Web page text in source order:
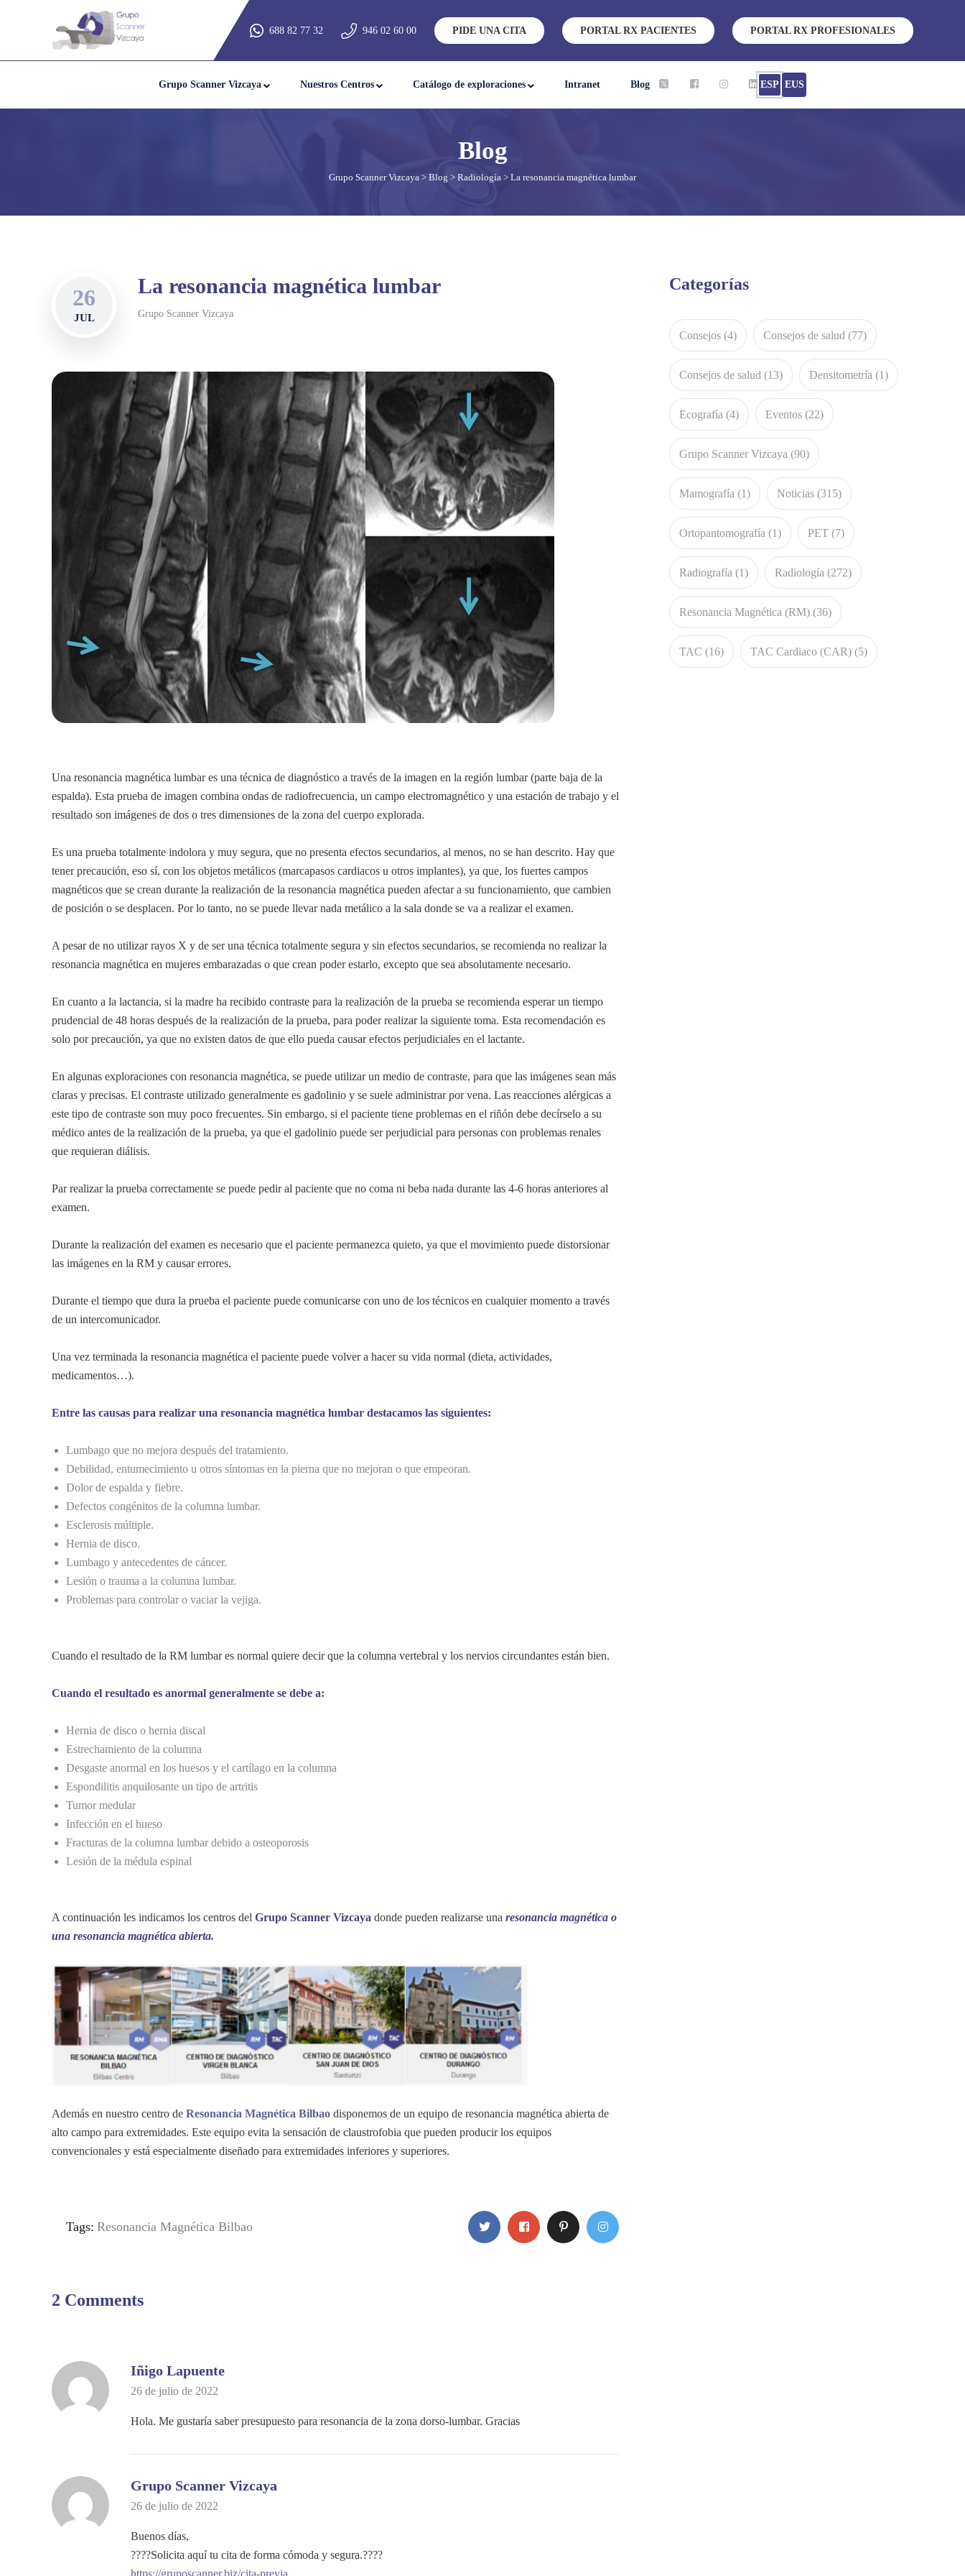
688 82 77 32 946 02 60 00 PIDE UNA CITA PORTAL RX PACIENTES PORTAL RX PROFESIONALES
Grupo Scanner Vizcaya Nuestros Centros Catálogo de exploraciones Intranet Blog ESP EUS
Grupo Scanner Vizcaya > Blog > Radiología > La resonancia magnética lumbar
26
JUL
La resonancia magnética lumbar
Grupo Scanner Vizcaya
Una resonancia magnética lumbar es una técnica de diagnóstico a través de la imagen en la región lumbar (parte baja de la
espalda). Esta prueba de imagen combina ondas de radiofrecuencia, un campo electromagnético y una estación de trabajo y el
resultado son imágenes de dos o tres dimensiones de la zona del cuerpo explorada.
Es una prueba totalmente indolora y muy segura, que no presenta efectos secundarios, al menos, no se han descrito. Hay que
tener precaución, eso sí, con los objetos metálicos (marcapasos cardiacos u otros implantes), ya que, los fuertes campos
magnéticos que se crean durante la realización de la resonancia magnética pueden afectar a su funcionamiento, que cambien
de posición o se desplacen. Por lo tanto, no se puede llevar nada metálico a la sala donde se va a realizar el examen.
A pesar de no utilizar rayos X y de ser una técnica totalmente segura y sin efectos secundarios, se recomienda no realizar la
resonancia magnética en mujeres embarazadas o que crean poder estarlo, excepto que sea absolutamente necesario.
En cuanto a la lactancia, si la madre ha recibido contraste para la realización de la prueba se recomienda esperar un tiempo
prudencial de 48 horas después de la realización de la prueba, para poder realizar la siguiente toma. Esta recomendación es
solo por precaución, ya que no existen datos de que ello pueda causar efectos perjudiciales en el lactante.
En algunas exploraciones con resonancia magnética, se puede utilizar un medio de contraste, para que las imágenes sean más
claras y precisas. El contraste utilizado generalmente es gadolinio y se suele administrar por vena. Las reacciones alérgicas a
este tipo de contraste son muy poco frecuentes. Sin embargo, si el paciente tiene problemas en el riñón debe decírselo a su
médico antes de la realización de la prueba, ya que el gadolinio puede ser perjudicial para personas con problemas renales
que requieran diálisis.
Par realizar la prueba correctamente se puede pedir al paciente que no coma ni beba nada durante las 4-6 horas anteriores al
examen.
Durante la realización del examen es necesario que el paciente permanezca quieto, ya que el movimiento puede distorsionar
las imágenes en la RM y causar errores.
Durante el tiempo que dura la prueba el paciente puede comunicarse con uno de los técnicos en cualquier momento a través
de un intercomunicador.
Una vez terminada la resonancia magnética el paciente puede volver a hacer su vida normal (dieta, actividades,
medicamentos…).
Entre las causas para realizar una resonancia magnética lumbar destacamos las siguientes:
Lumbago que no mejora después del tratamiento.
Debilidad, entumecimiento u otros síntomas en la pierna que no mejoran o que empeoran.
Dolor de espalda y fiebre.
Defectos congénitos de la columna lumbar.
Esclerosis múltiple.
Hernia de disco.
Lumbago y antecedentes de cáncer.
Lesión o trauma a la columna lumbar.
Problemas para controlar o vaciar la vejiga.
Cuando el resultado de la RM lumbar es normal quiere decir que la columna vertebral y los nervios circundantes están bien.
Cuando el resultado es anormal generalmente se debe a:
Hernia de disco o hernia discal
Estrechamiento de la columna
Desgaste anormal en los huesos y el cartílago en la columna
Espondilitis anquilosante un tipo de artritis
Tumor medular
Infección en el hueso
Fracturas de la columna lumbar debido a osteoporosis
Lesión de la médula espinal
A continuación les indicamos los centros del Grupo Scanner Vizcaya donde pueden realizarse una resonancia magnética o
una resonancia magnética abierta.
Además en nuestro centro de Resonancia Magnética Bilbao disponemos de un equipo de resonancia magnética abierta de
alto campo para extremidades. Este equipo evita la sensación de claustrofobia que pueden producir los equipos
convencionales y está especialmente diseñado para extremidades inferiores y superiores.
Tags: Resonancia Magnética Bilbao
2 Comments
Iñigo Lapuente
26 de julio de 2022
Hola. Me gustaría saber presupuesto para resonancia de la zona dorso-lumbar. Gracias
Grupo Scanner Vizcaya
26 de julio de 2022
Buenos días,
????Solicita aquí tu cita de forma cómoda y segura.????
https://gruposcanner.biz/cita-previa
Categorías
Consejos (4) Consejos de salud (77)
Consejos de salud (13) Densitometría (1)
Ecografía (4) Eventos (22)
Grupo Scanner Vizcaya (90)
Mamografía (1) Noticias (315)
Ortopantomografía (1) PET (7)
Radiografía (1) Radiología (272)
Resonancia Magnética (RM) (36)
TAC (16) TAC Cardiaco (CAR) (5)